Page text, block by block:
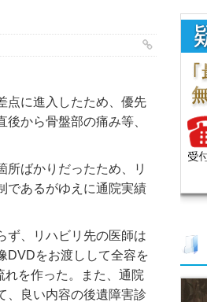
点に進入したため、優先
から骨盤部の痛み等、
所ばかりだったため、リ
であるがゆえに通院実績
ず、リハビリ先の医師は
DVDをお渡しして全容を
を作った。また、通院
、良い内容の後遺障害診